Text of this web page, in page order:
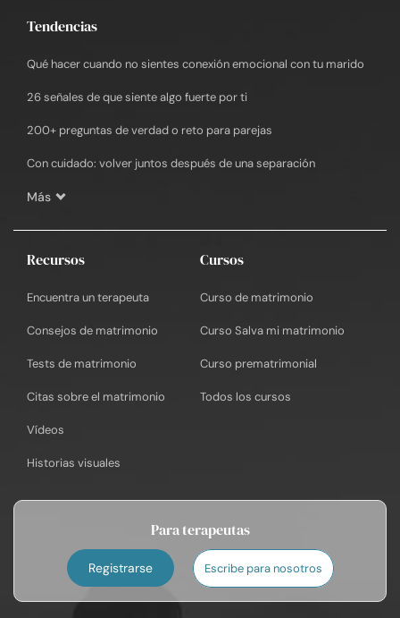
Tendencias
Qué hacer cuando no sientes conexión emocional con tu marido
26 señales de que siente algo fuerte por ti
200+ preguntas de verdad o reto para parejas
Con cuidado: volver juntos después de una separación
Más
Recursos
Encuentra un terapeuta
Consejos de matrimonio
Tests de matrimonio
Citas sobre el matrimonio
Vídeos
Historias visuales
Cursos
Curso de matrimonio
Curso Salva mi matrimonio
Curso prematrimonial
Todos los cursos
Para terapeutas
Registrarse Escribe para nosotros